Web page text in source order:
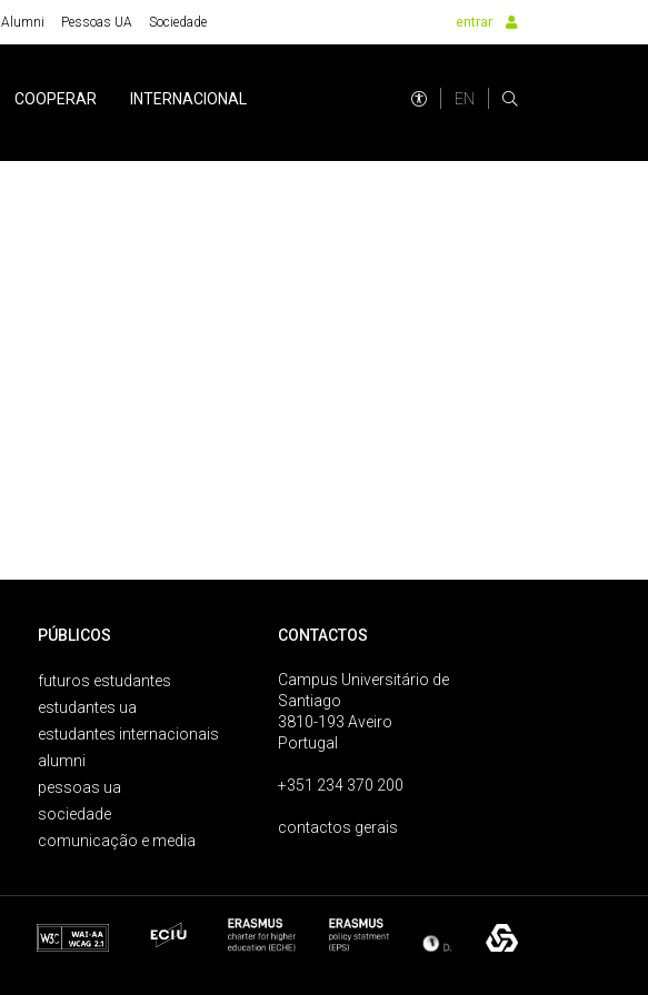
Alumni Pessoas UA Sociedade entrar
COOPERAR INTERNACIONAL EN
PÚBLICOS
futuros estudantes
estudantes ua
estudantes internacionais
alumni
pessoas ua
sociedade
comunicação e media
CONTACTOS
Campus Universitário de
Santiago
3810-193 Aveiro
Portugal
+351 234 370 200
contactos gerais